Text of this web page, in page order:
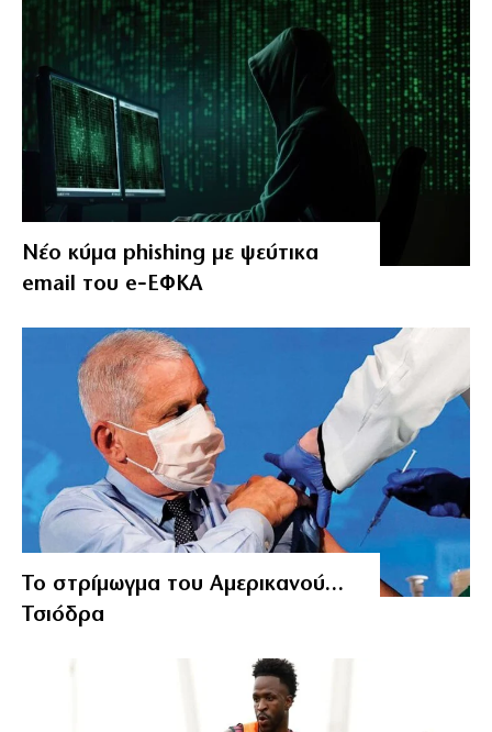
Νέο κύμα phishing με ψεύτικα
email του e‑ΕΦΚΑ
Το στρίμωγμα του Αμερικανού…
Τσιόδρα